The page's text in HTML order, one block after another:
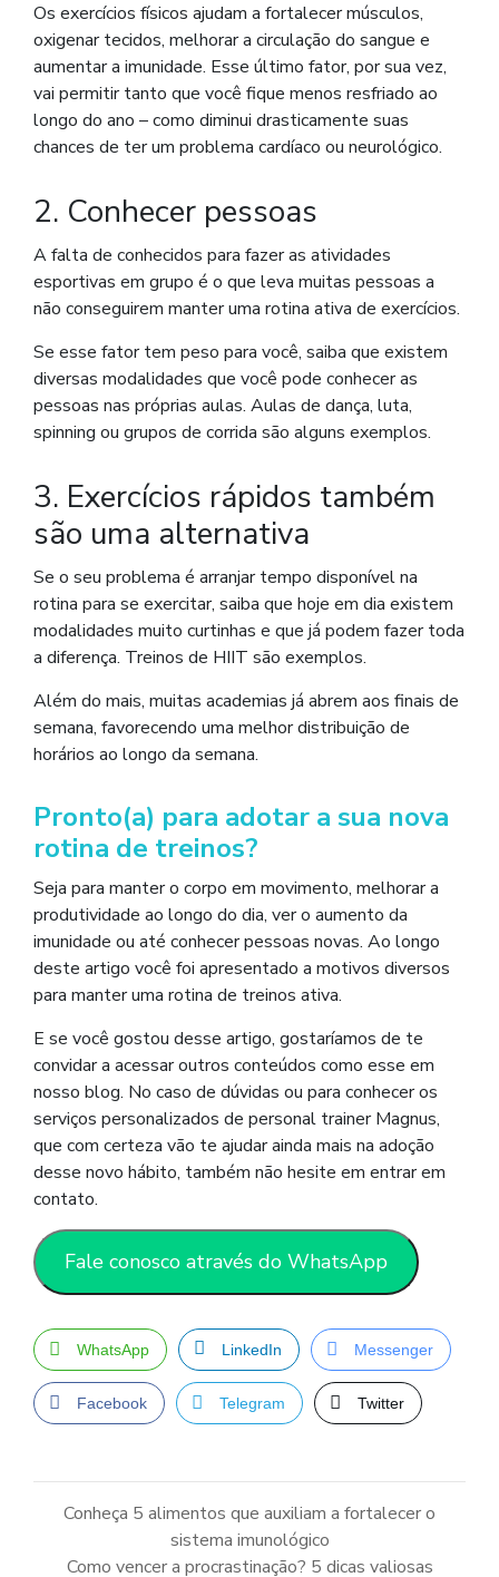
Os exercícios físicos ajudam a fortalecer músculos,
oxigenar tecidos, melhorar a circulação do sangue e
aumentar a imunidade. Esse último fator, por sua vez,
vai permitir tanto que você fique menos resfriado ao
longo do ano – como diminui drasticamente suas
chances de ter um problema cardíaco ou neurológico.
2. Conhecer pessoas
A falta de conhecidos para fazer as atividades
esportivas em grupo é o que leva muitas pessoas a
não conseguirem manter uma rotina ativa de exercícios.
Se esse fator tem peso para você, saiba que existem
diversas modalidades que você pode conhecer as
pessoas nas próprias aulas. Aulas de dança, luta,
spinning ou grupos de corrida são alguns exemplos.
3. Exercícios rápidos também
são uma alternativa
Se o seu problema é arranjar tempo disponível na
rotina para se exercitar, saiba que hoje em dia existem
modalidades muito curtinhas e que já podem fazer toda
a diferença. Treinos de HIIT são exemplos.
Além do mais, muitas academias já abrem aos finais de
semana, favorecendo uma melhor distribuição de
horários ao longo da semana.
Pronto(a) para adotar a sua nova
rotina de treinos?
Seja para manter o corpo em movimento, melhorar a
produtividade ao longo do dia, ver o aumento da
imunidade ou até conhecer pessoas novas. Ao longo
deste artigo você foi apresentado a motivos diversos
para manter uma rotina de treinos ativa.
E se você gostou desse artigo, gostaríamos de te
convidar a acessar outros conteúdos como esse em
nosso blog. No caso de dúvidas ou para conhecer os
serviços personalizados de personal trainer Magnus,
que com certeza vão te ajudar ainda mais na adoção
desse novo hábito, também não hesite em entrar em
contato.
Fale conosco através do WhatsApp
WhatsApp LinkedIn Messenger
Facebook Telegram Twitter
Conheça 5 alimentos que auxiliam a fortalecer o
sistema imunológico
Como vencer a procrastinação? 5 dicas valiosas